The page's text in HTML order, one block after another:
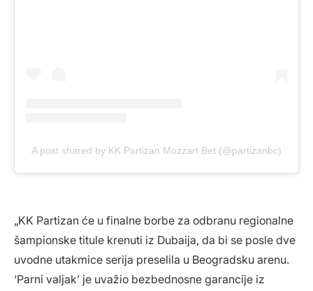
A post shared by KK Partizan Mozzart Bet (@partizanbc)
„KK Partizan će u finalne borbe za odbranu regionalne
šampionske titule krenuti iz Dubaija, da bi se posle dve
uvodne utakmice serija preselila u Beogradsku arenu.
‘Parni valjak’ je uvažio bezbednosne garancije iz